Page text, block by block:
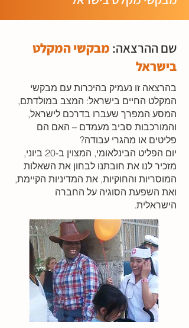
שם ההרצאה: מבקשי המקלט
בישראל
בהרצאה זו נעמיק בהיכרות עם מבקשי
המקלט החיים בישראל: המצב במולדתם,
המסע המפרך שעברו בדרכם לישראל,
והמורכבות סביב מעמדם – האם הם
פליטים או מהגרי עבודה?
יום הפליט הבינלאומי, המצוין ב-20 ביוני,
מזכיר לנו את חובתנו לבחון את השאלות
המוסריות והחוקיות, את המדיניות הקיימת,
ואת השפעת הסוגיה על החברה
הישראלית.